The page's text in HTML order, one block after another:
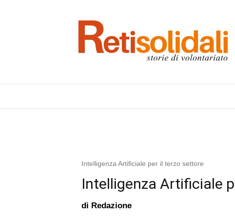
Intelligenza Artificiale per il terzo settore
Intelligenza Artificiale
di Redazione